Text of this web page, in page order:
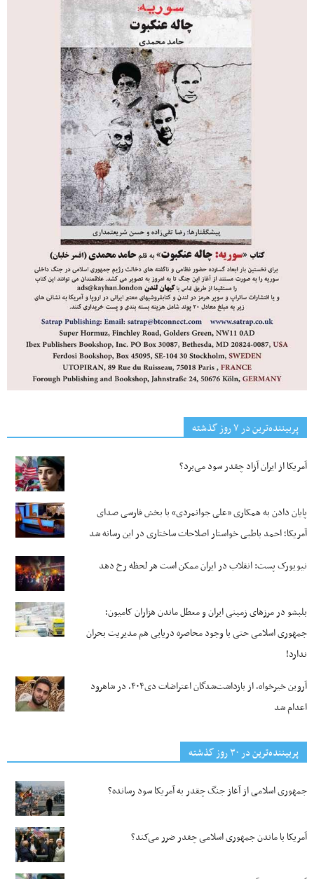
پربیننده‌ترین‌ در ۷ روز گذشته
آمریکا از ایران آزاد چقدر سود می‌برد؟
پایان دادن به همکاری «علی جوانمردی» با بخش فارسی صدای
آمریکا؛ احمد باطبی خواستار اصلاحات ساختاری در این رسانه شد
نیویورک پست: انقلاب در ایران ممکن است هر لحظه رخ دهد
بلبشو در مرزهای زمینی ایران و معطل ماندن هزاران کامیون؛
جمهوری اسلامی حتی با وجود محاصره دریایی هم مدیریت بحران
ندارد!
آروین خیرخواه، از بازداشت‌شدگان اعتراضات دی۴۰۴، در شاهرود
اعدام شد
پربیننده‌ترین‌ در ۳۰ روز گذشته
جمهوری اسلامی از آغاز جنگ چقدر به آمریکا سود رسانده؟
آمریکا با ماندن جمهوری اسلامی چقدر ضرر می‌کند؟